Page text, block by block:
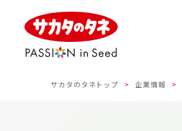
サカタのタネトップ 企業情報